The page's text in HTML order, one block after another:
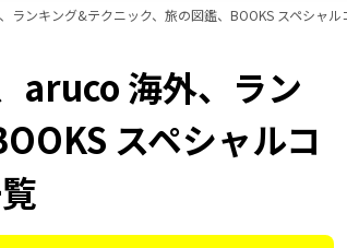
ランキング&テクニック、旅の図鑑、BOOKS スペシャ
aruco 海外、ラン
スペシャルコ